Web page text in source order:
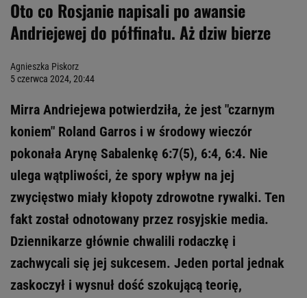
Oto co Rosjanie napisali po awansie
Andriejewej do półfinału. Aż dziw bierze
Agnieszka Piskorz
5 czerwca 2024, 20:44
Mirra Andriejewa potwierdziła, że jest "czarnym
koniem" Roland Garros i w środowy wieczór
pokonała Arynę Sabalenkę 6:7(5), 6:4, 6:4. Nie
ulega wątpliwości, że spory wpływ na jej
zwycięstwo miały kłopoty zdrowotne rywalki. Ten
fakt został odnotowany przez rosyjskie media.
Dziennikarze głównie chwalili rodaczkę i
zachwycali się jej sukcesem. Jeden portal jednak
zaskoczył i wysnuł dość szokującą teorię,